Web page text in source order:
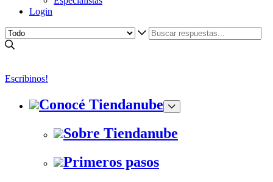
Login
Escribinos!
Conocé Tiendanube
Sobre Tiendanube
Primeros pasos